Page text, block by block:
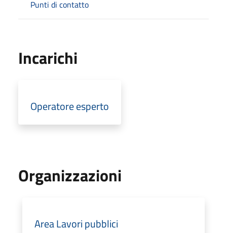
Punti di contatto
Incarichi
Operatore esperto
Organizzazioni
Area Lavori pubblici